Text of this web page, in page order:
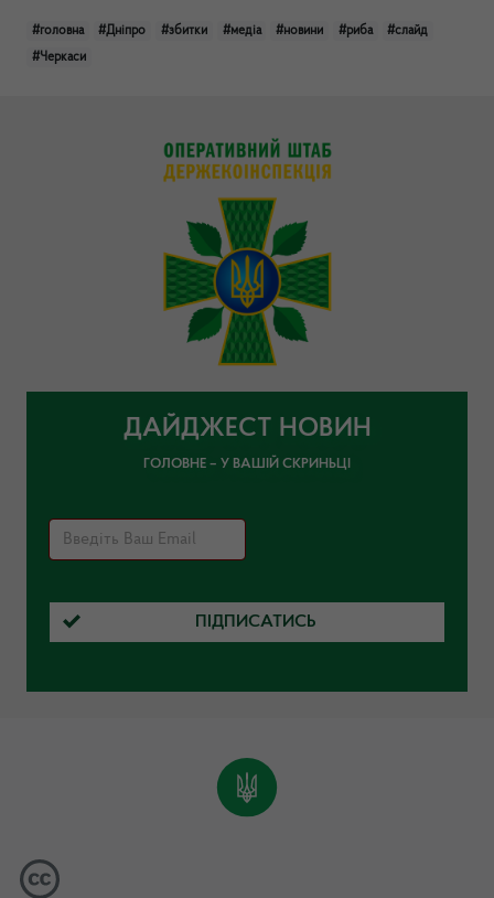
#головна #Дніпро #збитки #медіа #новини #риба
#слайд
#Черкаси
ДАЙДЖЕСТ НОВИН
ГОЛОВНЕ – У ВАШІЙ СКРИНЬЦІ
ПІДПИСАТИСЬ